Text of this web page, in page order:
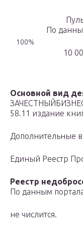
100%
По
10
Основной вид
58.11 издание
Дополнительные
Единый Реестр
Реестр
По данным
не числится.